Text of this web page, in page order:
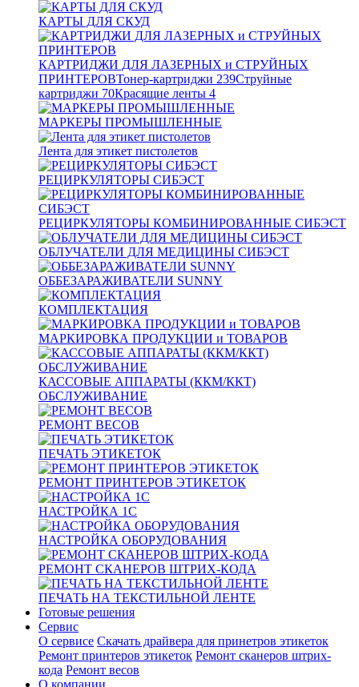
КАРТЫ ДЛЯ СКУД
КАРТРИДЖИ ДЛЯ ЛАЗЕРНЫХ и СТРУЙНЫХ
ПРИНТЕРОВТонер-картриджи 239Струйные
картриджи 70Красящие ленты 4
МАРКЕРЫ ПРОМЫШЛЕННЫЕ
Лента для этикет пистолетов
РЕЦИРКУЛЯТОРЫ СИБЭСТ
РЕЦИРКУЛЯТОРЫ КОМБИНИРОВАННЫЕ СИБЭСТ
ОБЛУЧАТЕЛИ ДЛЯ МЕДИЦИНЫ СИБЭСТ
ОББЕЗАРАЖИВАТЕЛИ SUNNY
КОМПЛЕКТАЦИЯ
МАРКИРОВКА ПРОДУКЦИИ и ТОВАРОВ
КАССОВЫЕ АППАРАТЫ (ККМ/ККТ)
ОБСЛУЖИВАНИЕ
РЕМОНТ ВЕСОВ
ПЕЧАТЬ ЭТИКЕТОК
РЕМОНТ ПРИНТЕРОВ ЭТИКЕТОК
НАСТРОЙКА 1С
НАСТРОЙКА ОБОРУДОВАНИЯ
РЕМОНТ СКАНЕРОВ ШТРИХ-КОДА
ПЕЧАТЬ НА ТЕКСТИЛЬНОЙ ЛЕНТЕ
Готовые решения
Сервис
О сервисе Скачать драйвера для принетров этикеток
Ремонт принтеров этикеток Ремонт сканеров штрих-
кода Ремонт весов
О компании